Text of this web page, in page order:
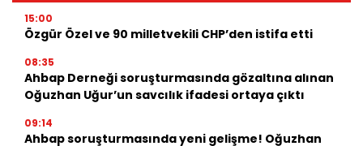
15:00
Özgür Özel ve 90 milletvekili CHP’den istifa etti
08:35
Ahbap Derneği soruşturmasında gözaltına alınan
Oğuzhan Uğur’un savcılık ifadesi ortaya çıktı
09:14
Ahbap soruşturmasında yeni gelişme! Oğuzhan